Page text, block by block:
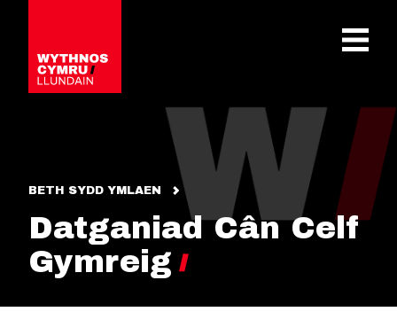
OPEN
BETH SYDD YMLAEN
Datganiad Cân Celf
Gymreig